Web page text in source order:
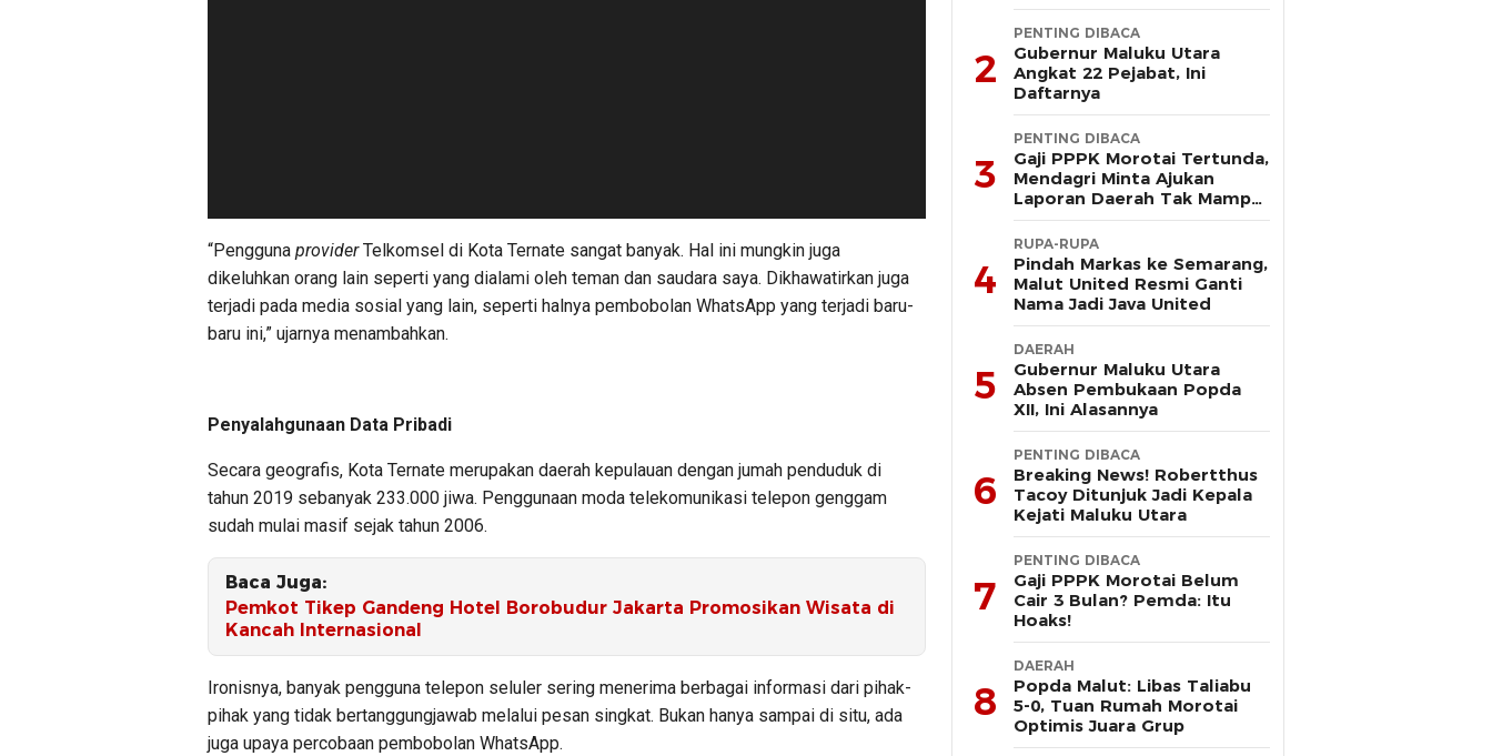
“Pengguna providerTelkomsel di Kota Ternate sangat banyak. Hal ini mungkin juga
dikeluhkan orang lain seperti yang dialami oleh teman dan saudara saya. Dikhawatirkan juga
terjadi pada media sosial yang lain, seperti halnya pembobolan WhatsApp yang terjadi baru-
baru ini,” ujarnya menambahkan.
Penyalahgunaan Data Pribadi
Secara geografis, Kota Ternate merupakan daerah kepulauan dengan jumah penduduk di
tahun 2019 sebanyak 233.000 jiwa. Penggunaan moda telekomunikasi telepon genggam
sudah mulai masif sejak tahun 2006.
Baca Juga:
​Pemkot Tikep Gandeng Hotel Borobudur Jakarta Promosikan Wisata di
Kancah Internasional
Ironisnya, banyak pengguna telepon seluler sering menerima berbagai informasi dari pihak-
pihak yang tidak bertanggungjawab melalui pesan singkat. Bukan hanya sampai di situ, ada
juga upaya percobaan pembobolan WhatsApp.
2
PENTING DIBACA
Gubernur Maluku Utara
Angkat 22 Pejabat, Ini
Daftarnya
3
PENTING DIBACA
Gaji PPPK Morotai Tertunda,
Mendagri Minta Ajukan
Laporan Daerah Tak Mampu
Bayar Pegawai
4
RUPA-RUPA
Pindah Markas ke Semarang,
Malut United Resmi Ganti
Nama Jadi Java United
5
DAERAH
Gubernur Maluku Utara
Absen Pembukaan Popda
XII, Ini Alasannya
6
PENTING DIBACA
Breaking News! Robertthus
Tacoy Ditunjuk Jadi Kepala
Kejati Maluku Utara
7
PENTING DIBACA
Gaji PPPK Morotai Belum
Cair 3 Bulan? Pemda: Itu
Hoaks!
8
DAERAH
Popda Malut: Libas Taliabu
5-0, Tuan Rumah Morotai
Optimis Juara Grup